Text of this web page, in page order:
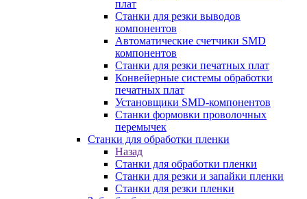
плат
Станки для резки выводов
компонентов
Автоматические счетчики SMD
компонентов
Станки для резки печатных плат
Конвейерные системы обработки
печатных плат
Установщики SMD-компонентов
Станки формовки проволочных
перемычек
Станки для обработки пленки
Назад
Станки для обработки пленки
Станки для резки и запайки пленки
Станки для резки пленки